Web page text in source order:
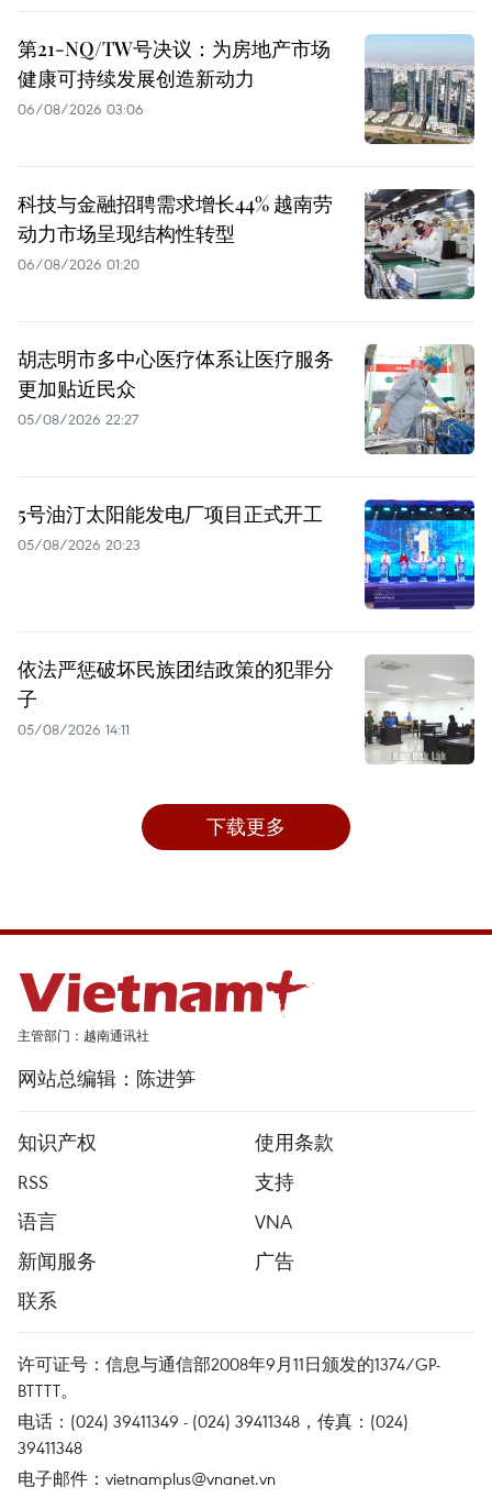
第21-NQ/TW号决议：为房地产市场
健康可持续发展创造新动力
06/08/2026 03:06
科技与金融招聘需求增长44% 越南劳
动力市场呈现结构性转型
06/08/2026 01:20
胡志明市多中心医疗体系让医疗服务
更加贴近民众
05/08/2026 22:27
5号油汀太阳能发电厂项目正式开工
05/08/2026 20:23
依法严惩破坏民族团结政策的犯罪分
子
05/08/2026 14:11
下载更多
主管部门：越南通讯社
网站总编辑：陈进笋
知识产权
使用条款
RSS
支持
语言
VNA
新闻服务
广告
联系
许可证号：信息与通信部2008年9月11日颁发的1374/GP-
BTTTT。
电话：(024) 39411349 - (024) 39411348，传真：(024)
39411348
电子邮件： vietnamplus@vnanet.vn